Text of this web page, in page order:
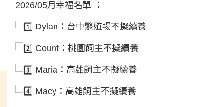
2026/05月幸福名單 ：
Dylan：台中繁殖場不擬續養
Count：桃園飼主不擬續養
Maria：高雄飼主不擬續養
Macy：高雄飼主不擬續養